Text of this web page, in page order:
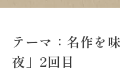
テーマ：名作を
夜」2回目